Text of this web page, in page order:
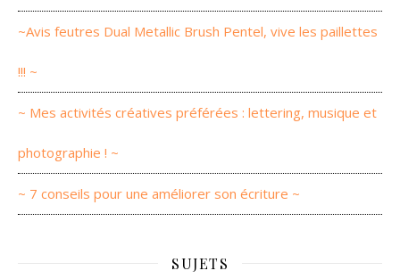
~Avis feutres Dual Metallic Brush Pentel, vive les paillettes
!!! ~
~ Mes activités créatives préférées : lettering, musique et
photographie ! ~
~ 7 conseils pour une améliorer son écriture ~
SUJETS